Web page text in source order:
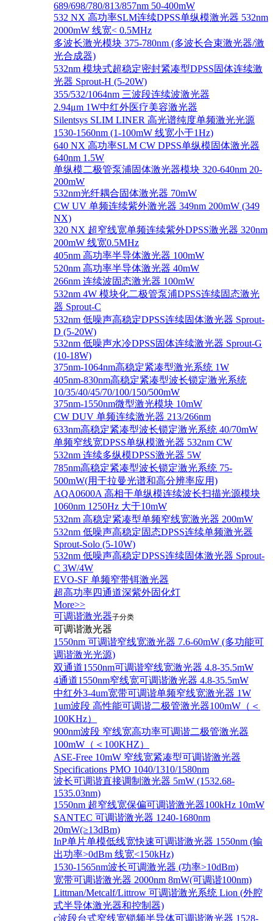
689/698/780/813/857nm 50-400mW
532 NX 高功率SLM连续DPSS单纵模激光器 532nm
2000mW 线宽< 0.5MHz
多波长激光模块 375-780nm (多波长合束激光器/激
光合成器)
532nm 模块式超稳定密封紧凑型DPSS固体连续激
光器 Sprout-H (5-20W)
355/532/1064nm 三波段连续波激光器
2.94μm 1W中红外医疗美容激光器
Silentsys SLIM LINER 高光谱纯度单频激光光源
1530-1560nm (1-100mW 线宽小于1Hz)
640 NX 高功率SLM CW DPSS单纵模固体激光器
640nm 1.5W
单纵模二极管泵浦固体激光器模块 320-640nm 20-
200mW
532nm光纤耦合固体激光器 70mW
CW UV 单频连续紫外激光器 349nm 200mW (349
NX)
320 NX 超窄线宽单频连续紫外DPSS激光器 320nm
200mW 线宽0.5MHz
405nm 高功率半导体激光器 100mW
520nm 高功率半导体激光器 40mW
266nm 连续波固态激光器 100mW
532nm 4W 模块化二极管泵浦DPSS连续固态激光
器 Sprout-C
532nm 低噪声高稳定DPSS连续固体激光器 Sprout-
D (5-20W)
532nm 低噪声水冷DPSS固体连续激光器 Sprout-G
(10-18W)
375nm-1064nm高稳定紧凑型激光系统 1W
405nm-830nm高稳定紧凑型波长锁定激光系统
10/35/40/45/70/100/150/500mW
375nm-1550nm微型激光模块 10mW
CW DUV 单频连续激光器 213/266nm
633nm高稳定紧凑型波长锁定激光系统 40/70mW
单频窄线宽DPSS单纵模激光器 532nm CW
532nm 连续多纵模DPSS激光器 5W
785nm高稳定紧凑型波长锁定激光系统 75-
500mW(用于拉曼光谱和高分辨率应用)
AQA0600A 高相干单纵模连续波长扫描光源模块
1060nm 1250Hz 大于10mW
532nm 高稳定紧凑型单频窄线宽激光器 200mW
532nm 低噪声高稳定固态DPSS连续单频激光器
Sprout‐Solo (5-10W)
532nm 低噪声高稳定DPSS连续固体激光器 Sprout-
C 3W/4W
EVO-SF 单频窄带铒激光器
超高功率四通道深紫外固化灯
More>>
可调谐激光器子分类
可调谐激光器
1550nm 可调谐窄线宽激光器 7.6-60mW (多功能可
调谐激光光源)
双通道1550nm可调谐窄线宽激光器 4.8-35.5mW
4通道1550nm窄线宽可调谐激光器 4.8-35.5mW
中红外3-4um宽带可调谐单频窄线宽激光器 1W
1um波段 高性能可调谐二极管激光器100mW（＜
100KHz）
900nm波段 窄线宽高功率可调谐二极管激光器
100mW（＜100KHZ）
ASE-Free 10mW 窄线宽紧凑型可调谐激光器
Specifications PMO 1040/1310/1580nm
波长可调谐直接调制激光器 5mW (1532.68-
1535.03nm)
1550nm 超窄线宽保偏可调谐激光器100kHz 10mW
SANTEC 可调谐激光器 1240-1680nm
20mW(≥13dBm)
InP单片单模低线宽快速可调谐激光器 1550nm (输
出功率>0dBm 线宽<150kHz)
1530-1565nm波长可调激光器 (功率>10dBm)
宽带可调谐激光器 2000nm 8mW(可调谐100nm)
Littman/Metcalf/Littrow 可调谐激光系统 Lion (外腔
式半导体激光器和控制器)
c波段台式窄线宽锁频半导体可调谐激光器 1528-